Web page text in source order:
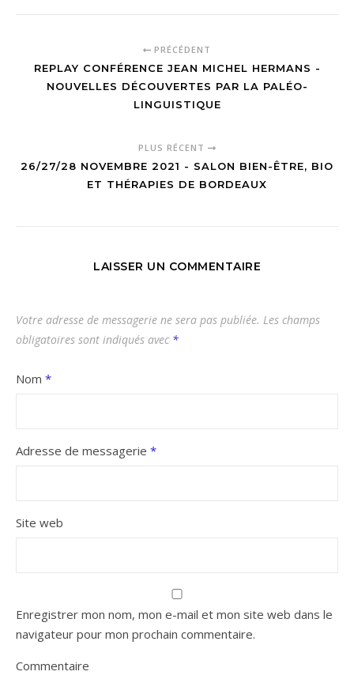
PRÉCÉDENT
REPLAY CONFÉRENCE JEAN MICHEL HERMANS -
NOUVELLES DÉCOUVERTES PAR LA PALÉO-
LINGUISTIQUE
PLUS RÉCENT
26/27/28 NOVEMBRE 2021 - SALON BIEN-ÊTRE, BIO
ET THÉRAPIES DE BORDEAUX
LAISSER UN COMMENTAIRE
Votre adresse de messagerie ne sera pas publiée. Les champs
obligatoires sont indiqués avec *
Nom *
Adresse de messagerie *
Site web
Enregistrer mon nom, mon e-mail et mon site web dans le
navigateur pour mon prochain commentaire.
Commentaire